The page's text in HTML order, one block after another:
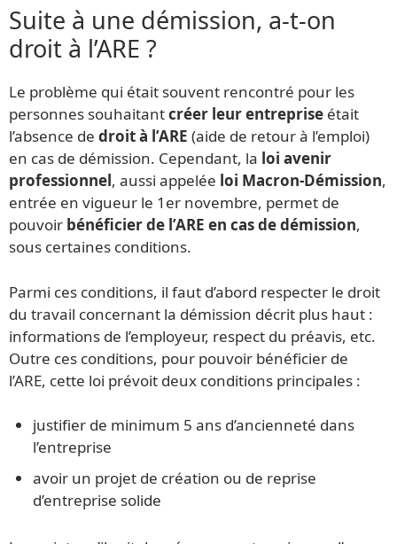
Suite à une démission, a-t-on
droit à l’ARE ?
Le problème qui était souvent rencontré pour les
personnes souhaitantcréer leur entreprise était
l’absence de droit à l’ARE (aide de retour à l’emploi)
en cas de démission. Cependant, la loi avenir
professionnel, aussi appelée loi Macron-Démission,
entrée en vigueur le 1er novembre, permet de
pouvoir bénéficier de l’ARE en cas de démission,
sous certaines conditions.
Parmi ces conditions, il faut d’abord respecter le droit
du travail concernant la démission décrit plus haut :
informations de l’employeur, respect du préavis, etc.
Outre ces conditions, pour pouvoir bénéficier de
l’ARE, cette loi prévoit deux conditions principales :
justifier de minimum 5 ans d’ancienneté dans
l’entreprise
avoir un projet de création ou de reprise
d’entreprise solide